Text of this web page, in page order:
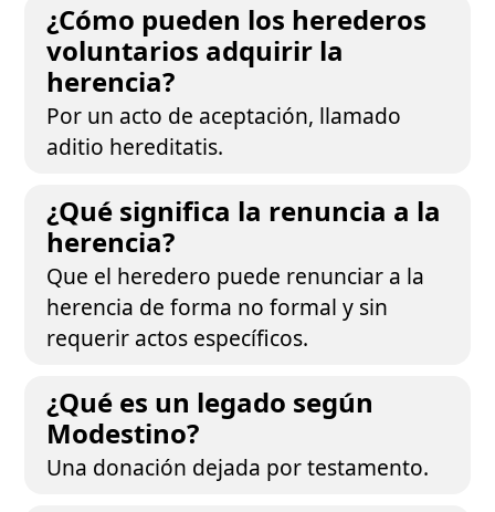
¿Cómo pueden los herederos
voluntarios adquirir la
herencia?
Por un acto de aceptación, llamado
aditio hereditatis.
¿Qué significa la renuncia a la
herencia?
Que el heredero puede renunciar a la
herencia de forma no formal y sin
requerir actos específicos.
¿Qué es un legado según
Modestino?
Una donación dejada por testamento.